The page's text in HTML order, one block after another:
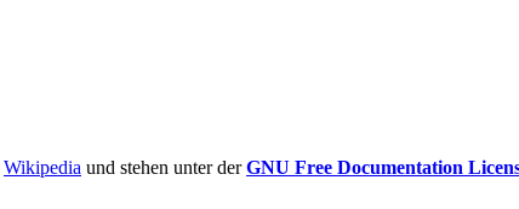
Wikipedia und stehen unter derGNU Free Documentation